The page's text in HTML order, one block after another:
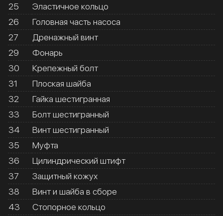
25
Эластичное кольцо
26
Головная часть насоса
27
Дренажный винт
29
Фонарь
30
Крепежный болт
31
Плоская шайба
32
Гайка шестигранная
33
Болт шестигранный
34
Винт шестигранный
35
Муфта
36
Цилиндрический штифт
37
Защитный кожух
38
Винт и шайба в сборе
43
Стопорное кольцо